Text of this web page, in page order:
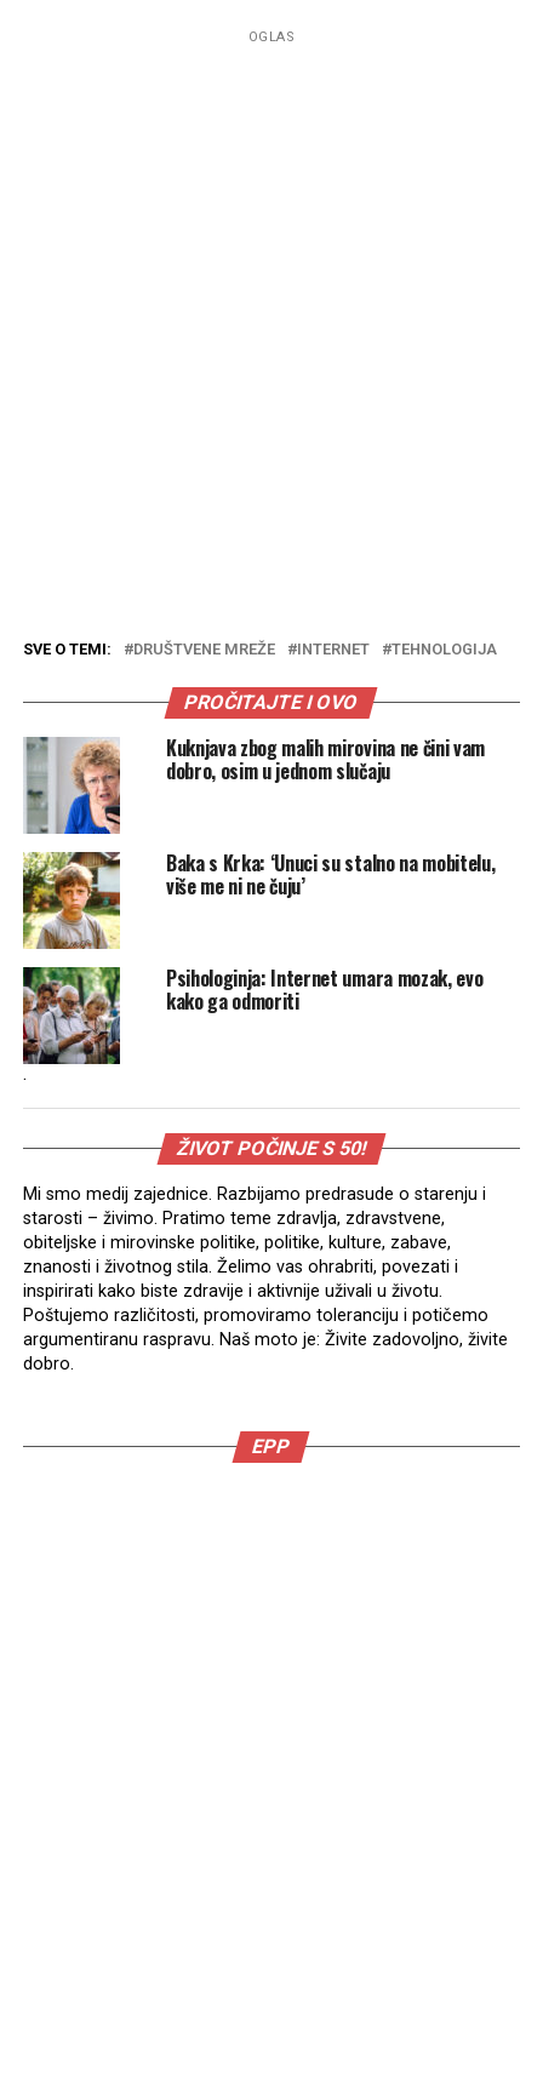
OGLAS
SVE O TEMI: DRUŠTVENE MREŽE INTERNET TEHNOLOGIJA
PROČITAJTE I OVO
Kuknjava zbog malih mirovina ne čini vam
dobro, osim u jednom slučaju
Baka s Krka: ‘Unuci su stalno na mobitelu,
više me ni ne čuju’
Psihologinja: Internet umara mozak, evo
kako ga odmoriti
.
ŽIVOT POČINJE S 50!
Mi smo medij zajednice. Razbijamo predrasude o starenju i
starosti – živimo. Pratimo teme zdravlja, zdravstvene,
obiteljske i mirovinske politike, politike, kulture, zabave,
znanosti i životnog stila. Želimo vas ohrabriti, povezati i
inspirirati kako biste zdravije i aktivnije uživali u životu.
Poštujemo različitosti, promoviramo toleranciju i potičemo
argumentiranu raspravu. Naš moto je: Živite zadovoljno, živite
dobro.
EPP